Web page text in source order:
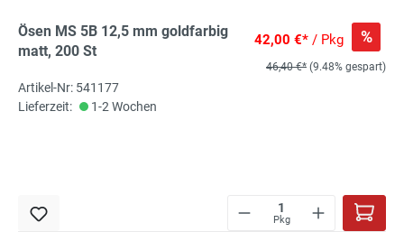
Ösen MS 5B 12,5 mm goldfarbig
matt, 200 St
42,00 €* / Pkg %
46,40 €* (9.48% gespart)
Artikel-Nr: 541177
Lieferzeit:
1-2 Wochen
Pkg